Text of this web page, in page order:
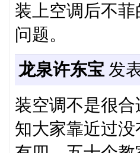
装上空调后不
问题。
龙泉许东宝 发
装空调不是很
知大家靠近过